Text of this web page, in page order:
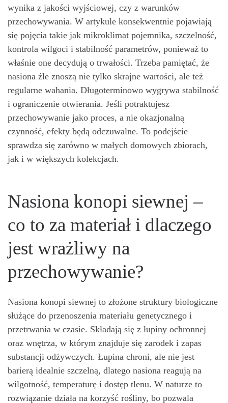
wynika z jakości wyjściowej, czy z warunków
przechowywania. W artykule konsekwentnie pojawiają
się pojęcia takie jak mikroklimat pojemnika, szczelność,
kontrola wilgoci i stabilność parametrów, ponieważ to
właśnie one decydują o trwałości. Trzeba pamiętać, że
nasiona źle znoszą nie tylko skrajne wartości, ale też
regularne wahania. Długoterminowo wygrywa stabilność
i ograniczenie otwierania. Jeśli potraktujesz
przechowywanie jako proces, a nie okazjonalną
czynność, efekty będą odczuwalne. To podejście
sprawdza się zarówno w małych domowych zbiorach,
jak i w większych kolekcjach.
Nasiona konopi siewnej –
co to za materiał i dlaczego
jest wrażliwy na
przechowywanie?
Nasiona konopi siewnej to złożone struktury biologiczne
służące do przenoszenia materiału genetycznego i
przetrwania w czasie. Składają się z łupiny ochronnej
oraz wnętrza, w którym znajduje się zarodek i zapas
substancji odżywczych. Łupina chroni, ale nie jest
barierą idealnie szczelną, dlatego nasiona reagują na
wilgotność, temperaturę i dostęp tlenu. W naturze to
rozwiązanie działa na korzyść rośliny, bo pozwala